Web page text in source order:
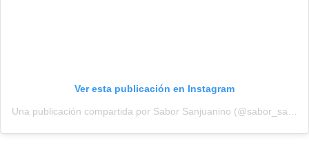
Ver esta publicación en Instagram